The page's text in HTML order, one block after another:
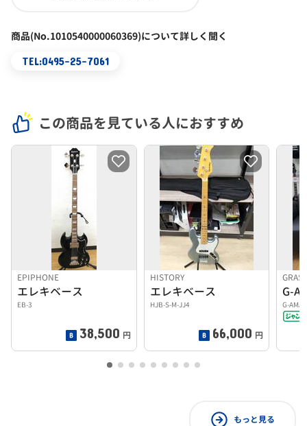
商品(No.1010540000060369)について詳しく聞く
TEL:0495-25-7061
この商品を見ている人におすすめ
EPIPHONE
エレキベース
EB-3
38,500 円
HISTORY
エレキベース
HJB-S-M-JJ4
66,000 円
G-
G-
もっと見る